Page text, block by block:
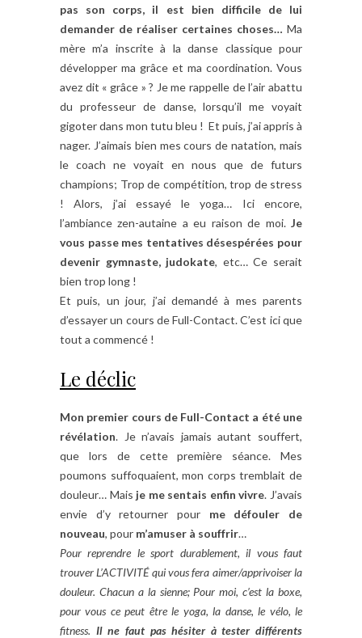
pas son corps, il est bien difficile de lui
demander de réaliser certaines choses… Ma
mère m’a inscrite à la danse classique pour
développer ma grâce et ma coordination. Vous
avez dit « grâce » ? Je me rappelle de l’air abattu
du professeur de danse, lorsqu’il me voyait
gigoter dans mon tutu bleu ! Et puis, j’ai appris à
nager. J’aimais bien mes cours de natation, mais
le coach ne voyait en nous que de futurs
champions; Trop de compétition, trop de stress
! Alors, j’ai essayé le yoga… Ici encore,
l’ambiance zen-autaine a eu raison de moi. Je
vous passe mes tentatives désespérées pour
devenir gymnaste, judokate, etc… Ce serait
bien trop long !
Et puis, un jour, j’ai demandé à mes parents
d’essayer un cours de Full-Contact. C’est ici que
tout a commencé !
Le déclic
Mon premier cours de Full-Contact a été une
révélation. Je n’avais jamais autant souffert,
que lors de cette première séance. Mes
poumons suffoquaient, mon corps tremblait de
douleur… Mais je me sentais enfin vivre. J’avais
envie d’y retourner pour me défouler de
nouveau, pour m’amuser à souffrir…
Pour reprendre le sport durablement, il vous faut
trouver L’ACTIVITÉ qui vous fera aimer/apprivoiser la
douleur. Chacun a la sienne; Pour moi, c’est la boxe,
pour vous ce peut être le yoga, la danse, le vélo, le
fitness. Il ne faut pas hésiter à tester différents